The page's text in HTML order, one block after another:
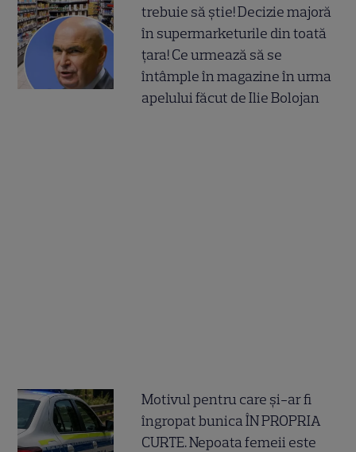
trebuie să știe! Decizie majoră
în supermarketurile din toată
țara! Ce urmează să se
întâmple în magazine în urma
apelului făcut de Ilie Bolojan
Motivul pentru care și-ar fi
îngropat bunica ÎN PROPRIA
CURTE. Nepoata femeii este